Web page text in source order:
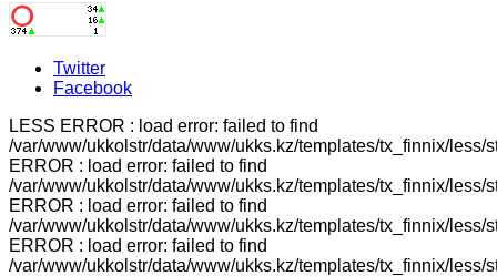
Twitter
Facebook
LESS ERROR : load error: failed to find
/var/www/ukkolstr/data/www/ukks.kz/templates/tx_finnix/less/
ERROR : load error: failed to find
/var/www/ukkolstr/data/www/ukks.kz/templates/tx_finnix/less/
ERROR : load error: failed to find
/var/www/ukkolstr/data/www/ukks.kz/templates/tx_finnix/less/
ERROR : load error: failed to find
/var/www/ukkolstr/data/www/ukks.kz/templates/tx_finnix/less/